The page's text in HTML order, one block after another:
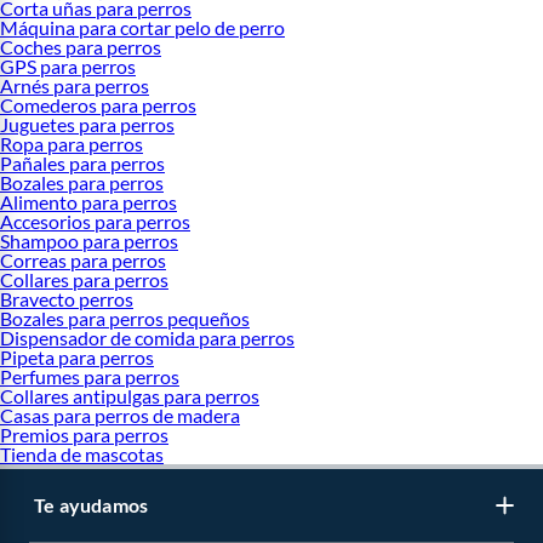
Productos Destacados
Camas para gatos
Areneros para gatos
Camas para perros
Canil para perros
Casas para perros
Cepillos para perros
Corral para perros
Corta uñas para perros
Máquina para cortar pelo de perro
GPS para perros
Mochila para gatos
Pastillas para pulgas y garrapatas
Bebederos para gatos
Coches para perros
Arnés para perros
Collares para gatos
Comederos para perros
Juguetes para gatos
Juguetes para perros
Ropa para gatos
Ropa para perros
Corta uñas para perros
Máquina para cortar pelo de perro
Coches para perros
GPS para perros
Arnés para perros
Comederos para perros
Juguetes para perros
Ropa para perros
Pañales para perros
Bozales para perros
Alimento para perros
Accesorios para perros
Shampoo para perros
Correas para perros
Collares para perros
Bravecto perros
Bozales para perros pequeños
Dispensador de comida para perros
Pipeta para perros
Perfumes para perros
Collares antipulgas para perros
Casas para perros de madera
Premios para perros
Tienda de mascotas
Te ayudamos